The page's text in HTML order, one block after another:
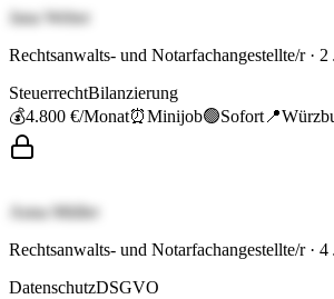
Jana Weber
Rechtsanwalts- und Notarfachangestellte/r· 2
SteuerrechtBilanzierung
💰4.800 €/Monat⏰Minijob🟢Sofort 📍
Anna Müller
Rechtsanwalts- und Notarfachangestellte/r· 4
DatenschutzDSGVO